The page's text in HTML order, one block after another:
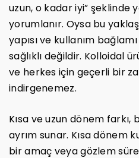
uzun, o kadar iyi” şeklinde
yorumlanır. Oysa bu
yapısı ve kullanım
sağlıklı değildir. Kolloidal
ve herkes için geçerli bir
indirgenemez.
Kısa ve uzun dönem
ayrım sunar. Kısa dönem
bir amaç veya gözlem